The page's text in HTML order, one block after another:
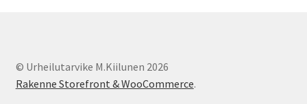
© Urheilutarvike M.Kiilunen 2026
Rakenne Storefront & WooCommerce.